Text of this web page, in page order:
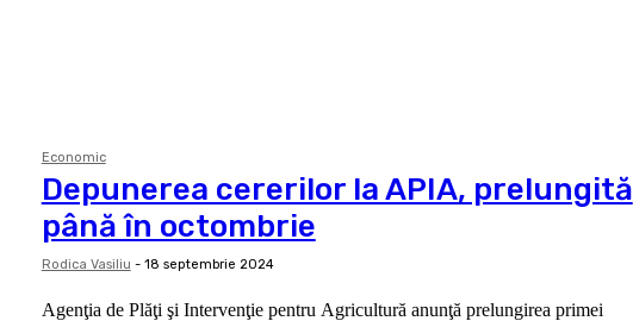
Economic
Depunerea cererilor la APIA, prelungită
până în octombrie
Rodica Vasiliu - 18 septembrie 2024
Agenţia de Plăţi şi Intervenţie pentru Agricultură anunţă prelungirea primei